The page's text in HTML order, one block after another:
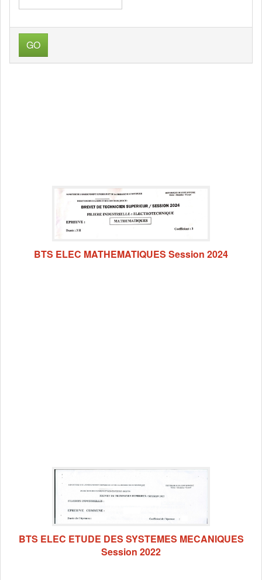
GO
BTS ELEC MATHEMATIQUES Session 2024
BTS ELEC ETUDE DES SYSTEMES MECANIQUES
Session 2022